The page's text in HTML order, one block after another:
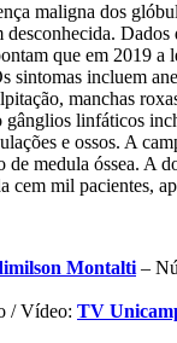
maligna dos
desconhecida.
que em 2019 a
sintomas incluem
manchas
linfáticos
e ossos. A
de medula óssea. A
cem mil pacientes,
Montalti –
/ Vídeo: TV